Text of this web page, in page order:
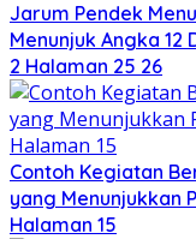
Jarum Pendek
Menunjuk Angka 12
2 Halaman 25 26
Contoh Kegiatan
yang Menunjukkan
Halaman 15